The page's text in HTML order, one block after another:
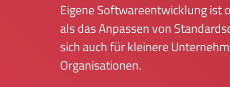
Eigene Softwareentwicklung ist
als das Anpassen von
sich auch für kleinere
Organisationen.